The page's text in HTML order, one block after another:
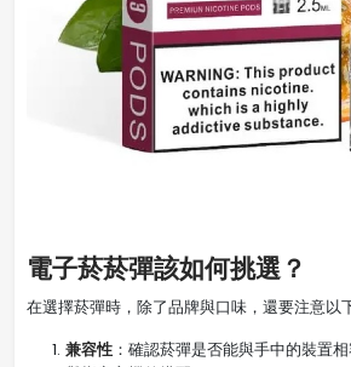
電子菸菸彈該如何挑選？
在選擇菸彈時，除了品牌與口味，還要注意以
兼容性 ：確認菸彈是否能與手中的裝置